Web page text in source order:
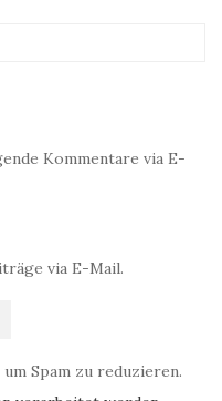
Kommentare via E-
via E-Mail.
Spam zu reduzieren.